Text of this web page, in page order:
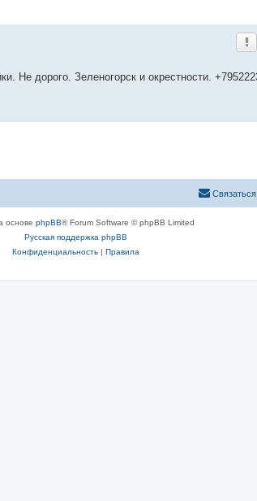
Не дорого. Зеленогорск и окрестности.
основе phpBB® Forum Software © phpBB Limited
Русская поддержка phpBB
Конфиденциальность| Правила